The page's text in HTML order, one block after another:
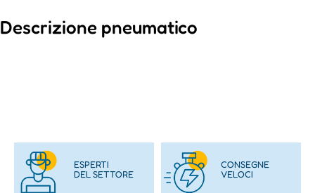
Descrizione pneumatico
ESPERTI
DEL SETTORE
CONSEGNE
VELOCI